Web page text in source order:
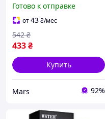
динамиком и колонкой
беспроводной микрофон
Черный siaivo
Готово к отправке
от43₴/мес
433₴
542 ₴
Купить
Mars 92%